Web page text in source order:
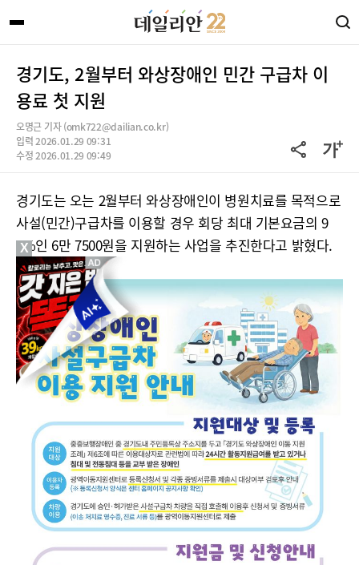
경기도, 2월부터 와상장애인 민간 구급차 이
용료 첫 지원
오명근 기자 (omk722@dailian.co.kr)
입력 2026.01.29 09:31
수정 2026.01.29 09:49
경기도는 오는 2월부터 와상장애인이 병원치료를 목적으로
사설(민간)구급차를 이용할 경우 회당 최대 기본요금의 9
0%인 6만 7500원을 지원하는 사업을 추진한다고 밝혔다.
X